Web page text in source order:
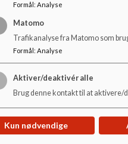
Formål : Analyse
Matomo
Trafikanalyse fra Matomo som
Formål: Analyse
Aktiver/deaktivér alle
Brug denne kontakt til at aktivere/
Kun nødvendige